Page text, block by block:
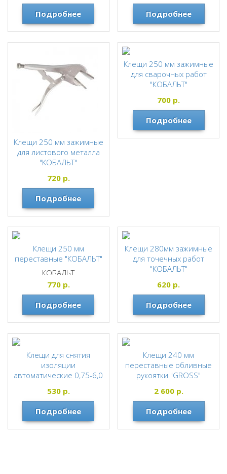
Подробнее
Подробнее
Клещи 250 мм зажимные
для листового металла
"КОБАЛЬТ"
КОБАЛЬТ
720р.
Подробнее
Клещи 250 мм зажимные
для сварочных работ
"КОБАЛЬТ"
КОБАЛЬТ
700 р.
Подробнее
Клещи 250 мм
переставные "КОБАЛЬТ"
КОБАЛЬТ
770р.
Подробнее
Клещи 280мм зажимные
для точечных работ
"КОБАЛЬТ"
КОБАЛЬТ
620 р.
Подробнее
Клещи для снятия
изоляции
автоматические 0,75-6,0
КОБАЛЬТ
530р.
Подробнее
Клещи 240 мм
переставные обливные
рукоятки "GROSS"
КОБАЛЬТ
2 600р.
Подробнее